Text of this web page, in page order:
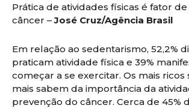
Prática de atividades físicas é fator
câncer –José Cruz/Agência Brasil
Em relação ao sedentarismo, 52,2%
praticam atividade física e 39%
começar a se exercitar. Os mais ricos
mais sabem da importância da
prevenção do câncer. Cerca de 45%